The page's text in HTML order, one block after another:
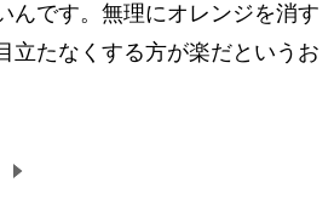
んです。無理にオレンジを消す
立たなくする方が楽だというお